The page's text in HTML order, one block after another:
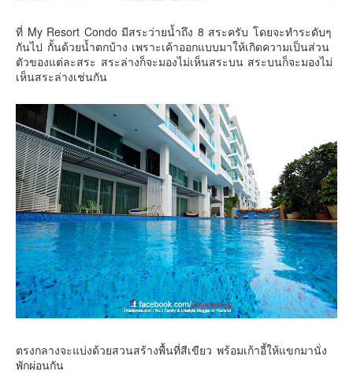
ที่ My Resort Condo มีสระว่ายน้ำถึง 8 สระครับ โดยจะทำระดับๆ
กันไป กั้นด้วยน้ำตกบ้าง เพราะเค้าออกแบบมาให้เกิดความเป็นส่วน
ตัวของแต่ละสระ สระล่างก็จะมองไม่เห็นสระบน สระบนก็จะมองไม่
เห็นสระล่างเช่นกัน
ตรงกลางจะแบ่งด้วยสวนสร้างพื้นที่สีเขียว พร้อมเก้าอี้ให้แขกมานั่ง
พักผ่อนกัน